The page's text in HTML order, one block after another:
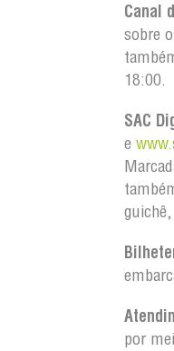
Canal
sobre
18:00.
SAC
e
por